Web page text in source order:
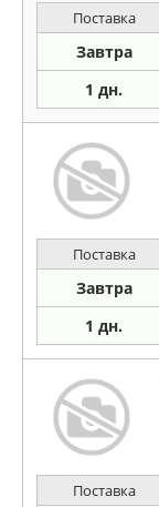
Поставка
Завтра
1 дн.
Поставка
Завтра
1 дн.
Поставка